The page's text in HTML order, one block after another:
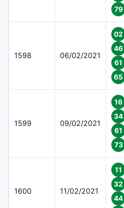
79
1598 06/02/2021
02
46
61
65
1599 09/02/2021
16
34
61
73
1600 11/02/2021
11
32
44